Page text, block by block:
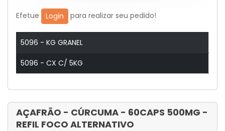
Efetue Login para realizar seu pedido!
5096 - KG GRANEL
5096 - CX C/ 5KG
AÇAFRÃO - CÚRCUMA - 60CAPS 500MG -
REFIL FOCO ALTERNATIVO